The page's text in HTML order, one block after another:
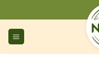
al
contenido